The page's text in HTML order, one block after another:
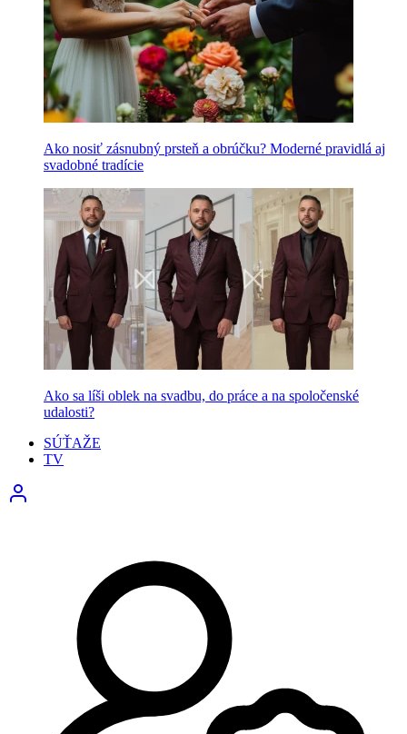
Ako nosiť zásnubný prsteň a obrúčku? Moderné pravidlá aj
svadobné tradície
Ako sa líši oblek na svadbu, do práce a na spoločenské
udalosti?
SÚŤAŽE
TV